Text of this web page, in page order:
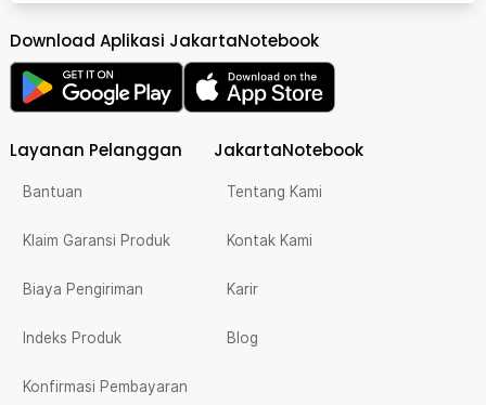
Download Aplikasi JakartaNotebook
Layanan Pelanggan
Bantuan
Klaim Garansi Produk
Biaya Pengiriman
Indeks Produk
Konfirmasi Pembayaran
JakartaNotebook
Tentang Kami
Kontak Kami
Karir
Blog